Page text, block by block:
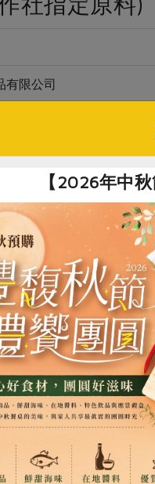
有限公司
粒裝）
中筋麵粉、本土全麥粉*
鈉)、海鹽
可保存10個月
24%喜願本土全麥粉及
改變
，以電鍋或隔水蒸熱後即
質的穀類、蛋、牛奶、大
惜食 RPET 食譜
【2026年中